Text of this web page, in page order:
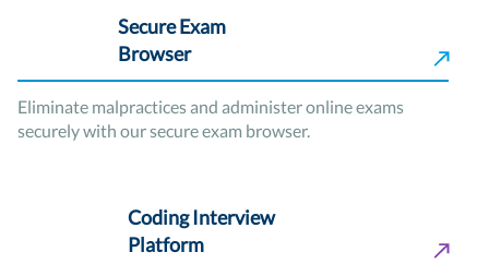
Secure Exam
Browser
Eliminate malpractices and administer online exams
securely with our secure exam browser.
Coding Interview
Platform